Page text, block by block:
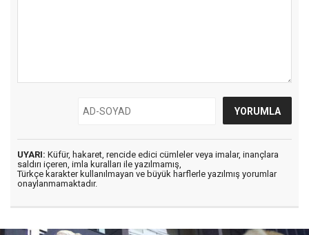
UYARI: Küfür, hakaret, rencide edici cümleler veya imalar, inançlara
saldırı içeren, imla kuralları ile yazılmamış,
Türkçe karakter kullanılmayan ve büyük harflerle yazılmış yorumlar
onaylanmamaktadır.